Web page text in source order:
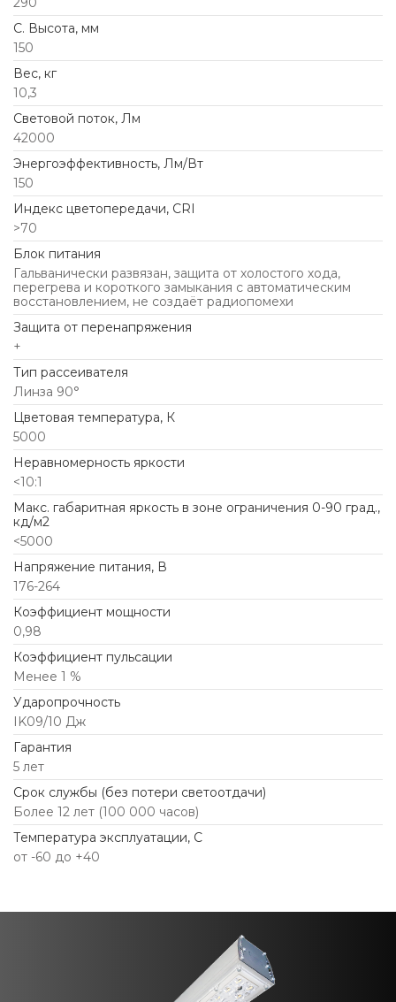
C. Высота, мм
150
Вес, кг
10,3
Световой поток, Лм
42000
Энергоэффективность, Лм/Вт
150
Индекс цветопередачи, CRI
>70
Блок питания
Гальванически развязан, защита от холостого хода,
перегрева и короткого замыкания с автоматическим
восстановлением, не создаёт радиопомехи
Защита от перенапряжения
+
Тип рассеивателя
Линза 90°
Цветовая температура, К
5000
Неравномерность яркости
<10:1
Макс. габаритная яркость в зоне ограничения 0-90 град.,
кд/м2
<5000
Напряжение питания, В
176-264
Коэффициент мощности
0,98
Коэффициент пульсации
Менее 1 %
Ударопрочность
IK09/10 Дж
Гарантия
5 лет
Срок службы (без потери светоотдачи)
Более 12 лет (100 000 часов)
Температура эксплуатации, С
от -60 до +40